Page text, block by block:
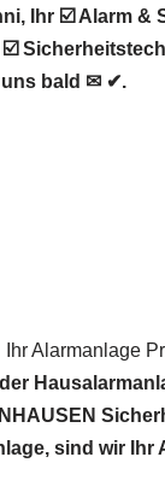
Ihr ☑️ Alarm
uns bald ✉ ✔.
Ihr Alarmanlage
sind wir